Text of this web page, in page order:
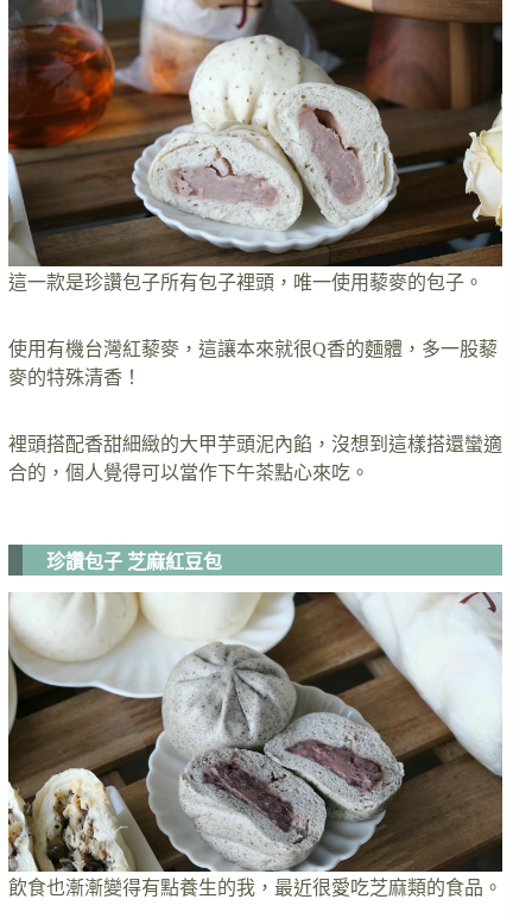
這一款是珍讚包子所有包子裡頭，唯一使用藜麥的包子。
使用有機台灣紅藜麥，這讓本來就很Q香的麵體，多一股藜
麥的特殊清香！
裡頭搭配香甜細緻的大甲芋頭泥內餡，沒想到這樣搭還蠻適
合的，個人覺得可以當作下午茶點心來吃。
珍讚包子 芝麻紅豆包
飲食也漸漸變得有點養生的我，最近很愛吃芝麻類的食品。